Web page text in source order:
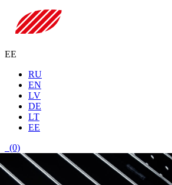
EE
RU
EN
LV
DE
LT
EE
(0)